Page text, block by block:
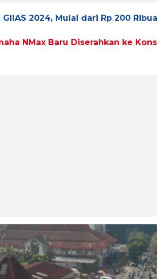
2024, Mulai dari Rp 200
NMax Baru Diserahkan ke